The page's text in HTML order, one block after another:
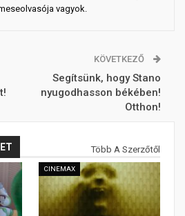
vagyok.
KÖVETKEZŐ
Segítsünk, hogy Stano
nyugodhasson békében!
Otthon!
Több A Szerzőtől
CINEMAX